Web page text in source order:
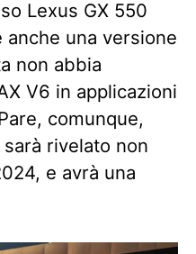
Lexus GX 550
una versione
non abbia
V6 in applicazioni
comunque,
rivelato non
e avrà una